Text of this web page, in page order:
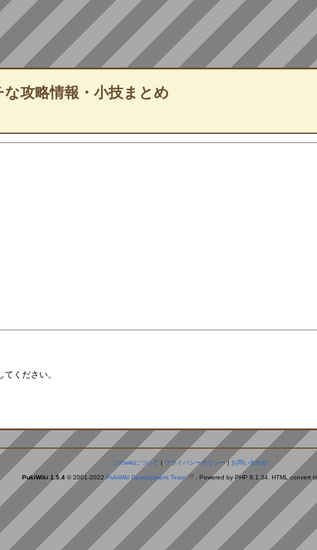
な攻略情報・小技まとめ
ください。
このwikiについて | プライバシーポリシー| お問い合わせ
PukiWiki 1.5.4 © 2001-2022 PukiWiki Development Team . Powered by PHP 8.1.34. HTML convert